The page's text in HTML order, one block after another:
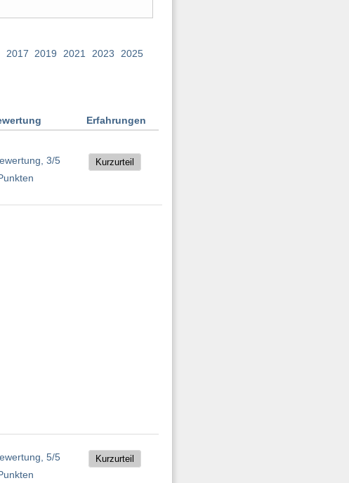
2017 2019 2021 2023 2025
Erfahrungen
Kurzurteil
Kurzurteil